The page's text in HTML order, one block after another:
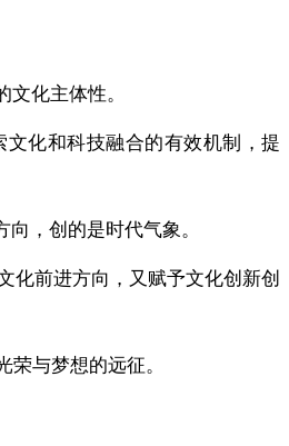
化主体性。
化和科技融合的有效机制，提
，创的是时代气象。
化前进方向，又赋予文化创新创
与梦想的远征。